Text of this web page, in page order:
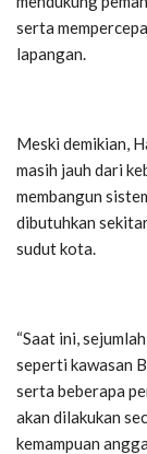
serta
lapangan.
Meski demikian,
masih jauh dari
membangun
dibutuhkan
sudut kota.
“Saat ini,
seperti kawasan
serta beberapa
akan dilakukan
kemampuan